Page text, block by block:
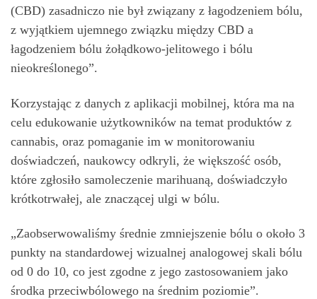
(CBD) zasadniczo nie był związany z łagodzeniem bólu,
z wyjątkiem ujemnego związku między CBD a
łagodzeniem bólu żołądkowo-jelitowego i bólu
nieokreślonego”.
Korzystając z danych z aplikacji mobilnej, która ma na
celu edukowanie użytkowników na temat produktów z
cannabis, oraz pomaganie im w monitorowaniu
doświadczeń, naukowcy odkryli, że większość osób,
które zgłosiło samoleczenie marihuaną, doświadczyło
krótkotrwałej, ale znaczącej ulgi w bólu.
„Zaobserwowaliśmy średnie zmniejszenie bólu o około 3
punkty na standardowej wizualnej analogowej skali bólu
od 0 do 10, co jest zgodne z jego zastosowaniem jako
środka przeciwbólowego na średnim poziomie”.